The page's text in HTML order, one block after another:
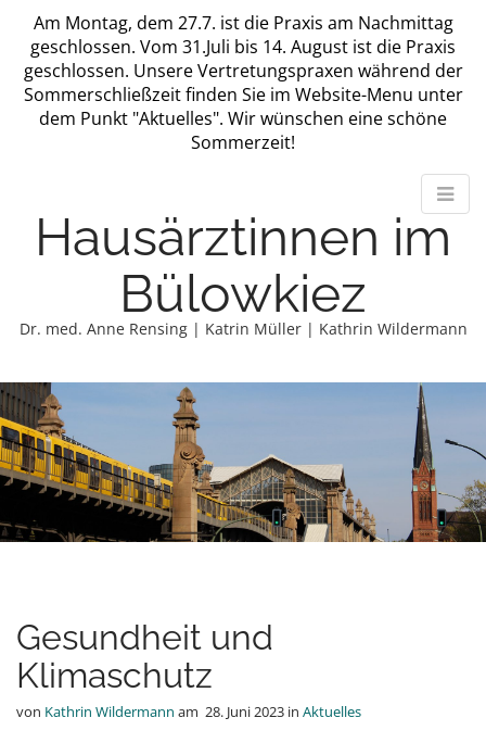
Am Montag, dem 27.7. ist die Praxis am Nachmittag
geschlossen. Vom 31.Juli bis 14. August ist die Praxis
geschlossen. Unsere Vertretungspraxen während der
Sommerschließzeit finden Sie im Website-Menu unter
dem Punkt "Aktuelles". Wir wünschen eine schöne
Sommerzeit!
Hausärztinnen im
Bülowkiez
Dr. med. Anne Rensing | Katrin Müller | Kathrin Wildermann
Gesundheit und
Klimaschutz
von Kathrin Wildermann am 28. Juni 2023 in Aktuelles